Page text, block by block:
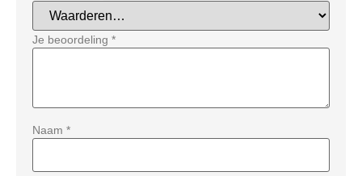
Je beoordeling *
Naam *